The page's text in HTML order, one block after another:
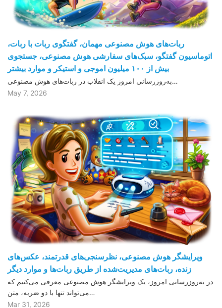
ربات‌های هوش مصنوعی مهمان، گفتگوی ربات با ربات،
اتوماسیون گفتگو، سبک‌های سفارشی هوش مصنوعی، جستجوی
بیش از ١۰۰ میلیون اموجی و استیکر و موارد بیشتر
به‌روزرسانی امروز یک انقلاب در ربات‌های هوش مصنوعی…
May 7, 2026
ویرایشگر هوش مصنوعی، نظرسنجی‌های قدرتمند، عکس‌های
زنده، ربات‌های مدیریت‌شده از طریق ربات‌ها و موارد دیگر
در به‌روزرسانی امروز، یک ویرایشگر هوش مصنوعی معرفی می‌کنیم که
می‌تواند تنها با دو ضربه، متن…
Mar 31, 2026